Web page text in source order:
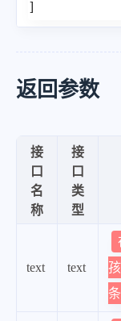
]
返回参数
接
口
名
称
接
口
类
型
text text